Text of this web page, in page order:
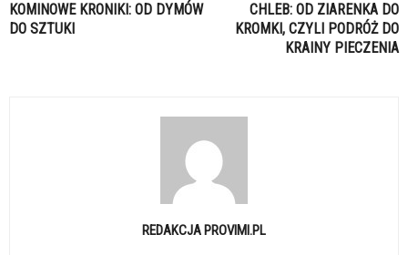
KOMINOWE KRONIKI: OD DYMÓW
DO SZTUKI
CHLEB: OD ZIARENKA DO
KROMKI, CZYLI PODRÓŻ DO
KRAINY PIECZENIA
REDAKCJA PROVIMI.PL